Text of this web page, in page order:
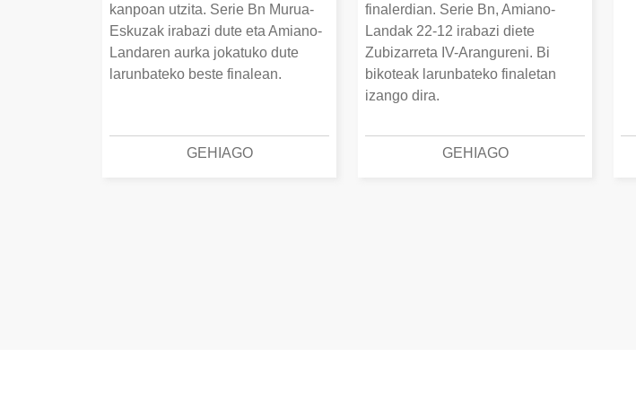
kanpoan utzita. Serie Bn Murua-
Eskuzak irabazi dute eta Amiano-
Landaren aurka jokatuko dute
larunbateko beste finalean.
GEHIAGO
finalerdian. Serie Bn, Amiano-
Landak 22-12 irabazi diete
Zubizarreta IV-Arangureni. Bi
bikoteak larunbateko finaletan
izango dira.
GEHIAGO